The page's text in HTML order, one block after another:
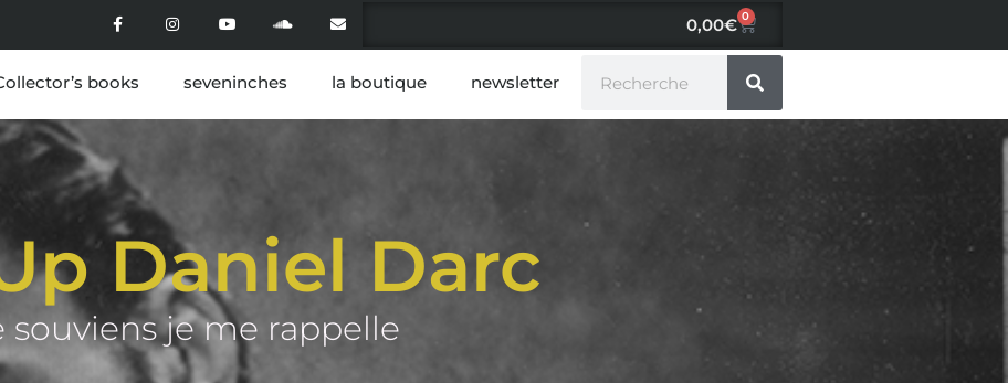
0,00€ 0
books seveninches la boutique newsletter
Daniel Darc
souviens je me rappelle